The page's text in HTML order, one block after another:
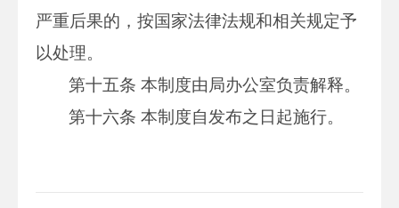
严重后果的，按国家法律法规和相关规定予
以处理。
第十五条 本制度由局办公室负责解释。
第十六条 本制度自发布之日起施行。